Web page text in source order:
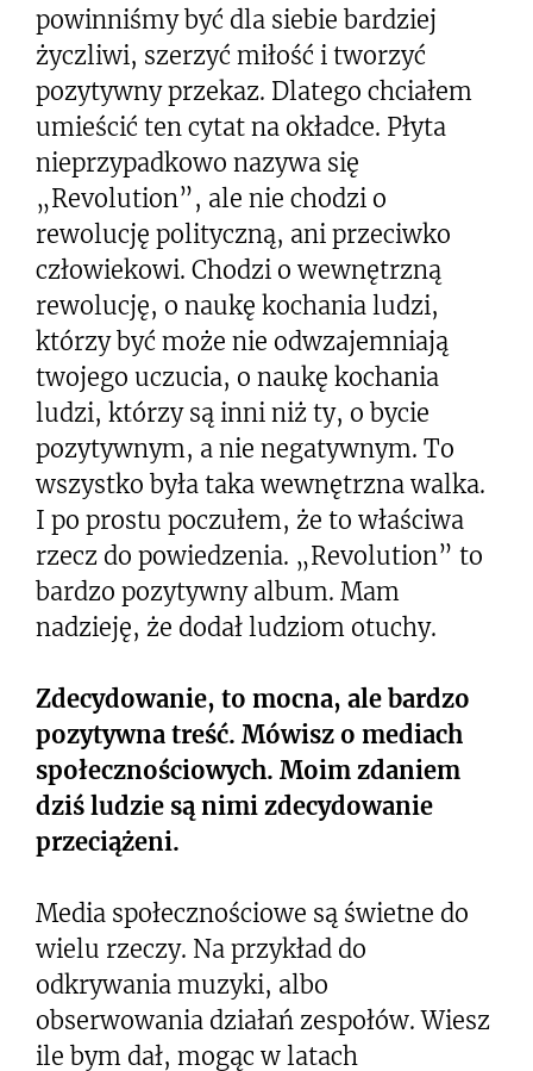
powinniśmy być dla siebie bardziej
życzliwi, szerzyć miłość i tworzyć
pozytywny przekaz. Dlatego chciałem
umieścić ten cytat na okładce. Płyta
nieprzypadkowo nazywa się
„Revolution”, ale nie chodzi o
rewolucję polityczną, ani przeciwko
człowiekowi. Chodzi o wewnętrzną
rewolucję, o naukę kochania ludzi,
którzy być może nie odwzajemniają
twojego uczucia, o naukę kochania
ludzi, którzy są inni niż ty, o bycie
pozytywnym, a nie negatywnym. To
wszystko była taka wewnętrzna walka.
I po prostu poczułem, że to właściwa
rzecz do powiedzenia. „Revolution” to
bardzo pozytywny album. Mam
nadzieję, że dodał ludziom otuchy.
Zdecydowanie, to mocna, ale bardzo
pozytywna treść. Mówisz o mediach
społecznościowych. Moim zdaniem
dziś ludzie są nimi zdecydowanie
przeciążeni.
Media społecznościowe są świetne do
wielu rzeczy. Na przykład do
odkrywania muzyki, albo
obserwowania działań zespołów. Wiesz
ile bym dał, mogąc w latach